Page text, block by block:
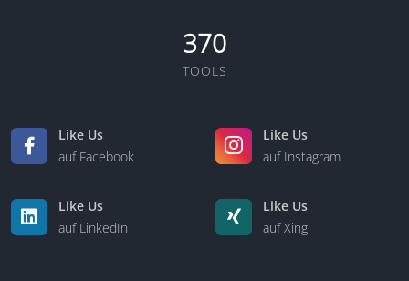
organisatorischer Steuerbarkeit und langfristiger
Auf Wunsch kann eine DATEV-Schnittstelle für den
Stammdatenimport durch einen Drittanbieter
Mandantenstammdaten strukturiert in das System
überführen und bestehende Datenbestände
370
TOOLS
Like Us
auf Facebook
Like Us
auf Instagram
Like Us
auf LinkedIn
Like Us
auf Xing